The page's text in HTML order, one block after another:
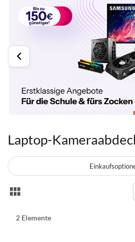
Laptop-
Anzeigen
Liste
2 Elemente